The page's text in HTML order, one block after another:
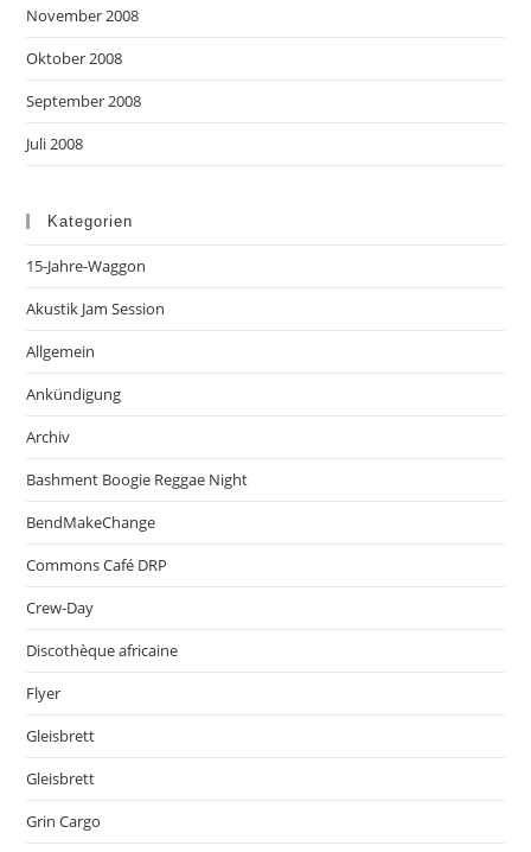
November 2008
Oktober 2008
September 2008
Juli 2008
Kategorien
15-Jahre-Waggon
Akustik Jam Session
Allgemein
Ankündigung
Archiv
Bashment Boogie Reggae Night
BendMakeChange
Commons Café DRP
Crew-Day
Discothèque africaine
Flyer
Gleisbrett
Gleisbrett
Grin Cargo